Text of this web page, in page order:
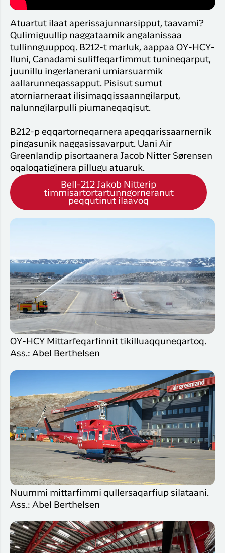
Atuartut ilaat aperissajunnarsipput, taavami?
Qulimiguullip naggataamik angalanissaa
tullinnguuppoq. B212-t marluk, aappaa OY-HCY-
lluni, Canadami suliffeqarfimmut tunineqarput,
juunillu ingerlanerani umiarsuarmik
aallarunneqassapput. Pisisut sumut
atorniarneraat ilisimaqqissaanngilarput,
nalunngilarpulli piumaneqaqisut.
B212-p eqqartorneqarnera apeqqarissaarnernik
pingasunik naggasissavarput. Uani Air
Greenlandip pisortaanera Jacob Nitter Sørensen
oqaloqatiginera pillugu atuaruk.
Bell-212 Jakob Nitterip
timmisartortartunngorneranut
peqqutinut ilaavoq
OY-HCY Mittarfeqarfinnit tikilluaqquneqartoq.
Ass.: Abel Berthelsen
Nuummi mittarfimmi qullersaqarfiup silataani.
Ass.: Abel Berthelsen